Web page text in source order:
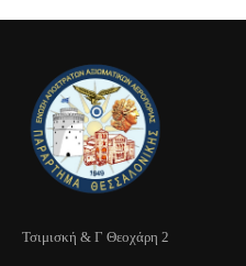
Τσιμισκή & Γ Θεοχάρη 2